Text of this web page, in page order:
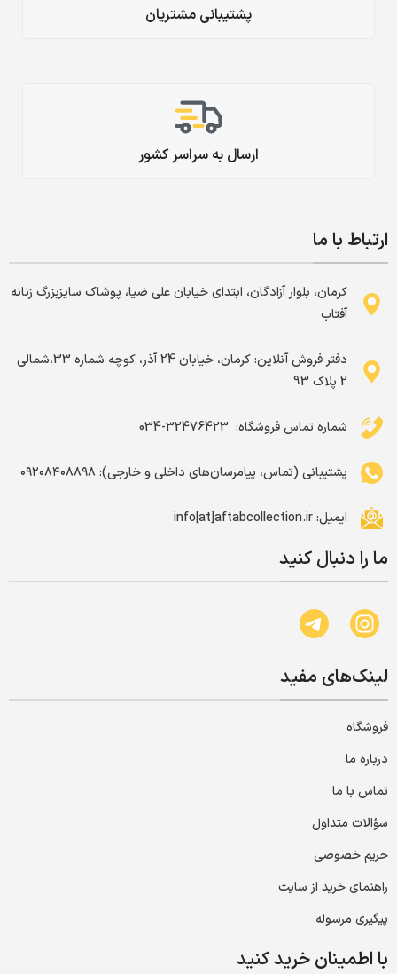
پشتیبانی مشتریان
ارسال به سراسر کشور
ارتباط با ما
کرمان، بلوار آزادگان، ابتدای خیابان علی ضیا، پوشاک سایزبزرگ زنانه
آفتاب
دفتر فروش آنلاین: کرمان، خیابان 24 آذر، کوچه شماره 33،شمالی
2 پلاک 93
شماره تماس فروشگاه: ‌ 32476423-034
پشتیبانی (تماس، پیامرسان‌های داخلی و خارجی): ۰۹۲۰۸۴۰۸۸۹۸
ایمیل: info[at]aftabcollection.ir
ما را دنبال کنید
لینک‌های مفید
فروشگاه
درباره ما
تماس با ما
سؤالات متداول
حریم خصوصی
راهنمای خرید از سایت
پیگیری مرسوله
با اطمینان خرید کنید